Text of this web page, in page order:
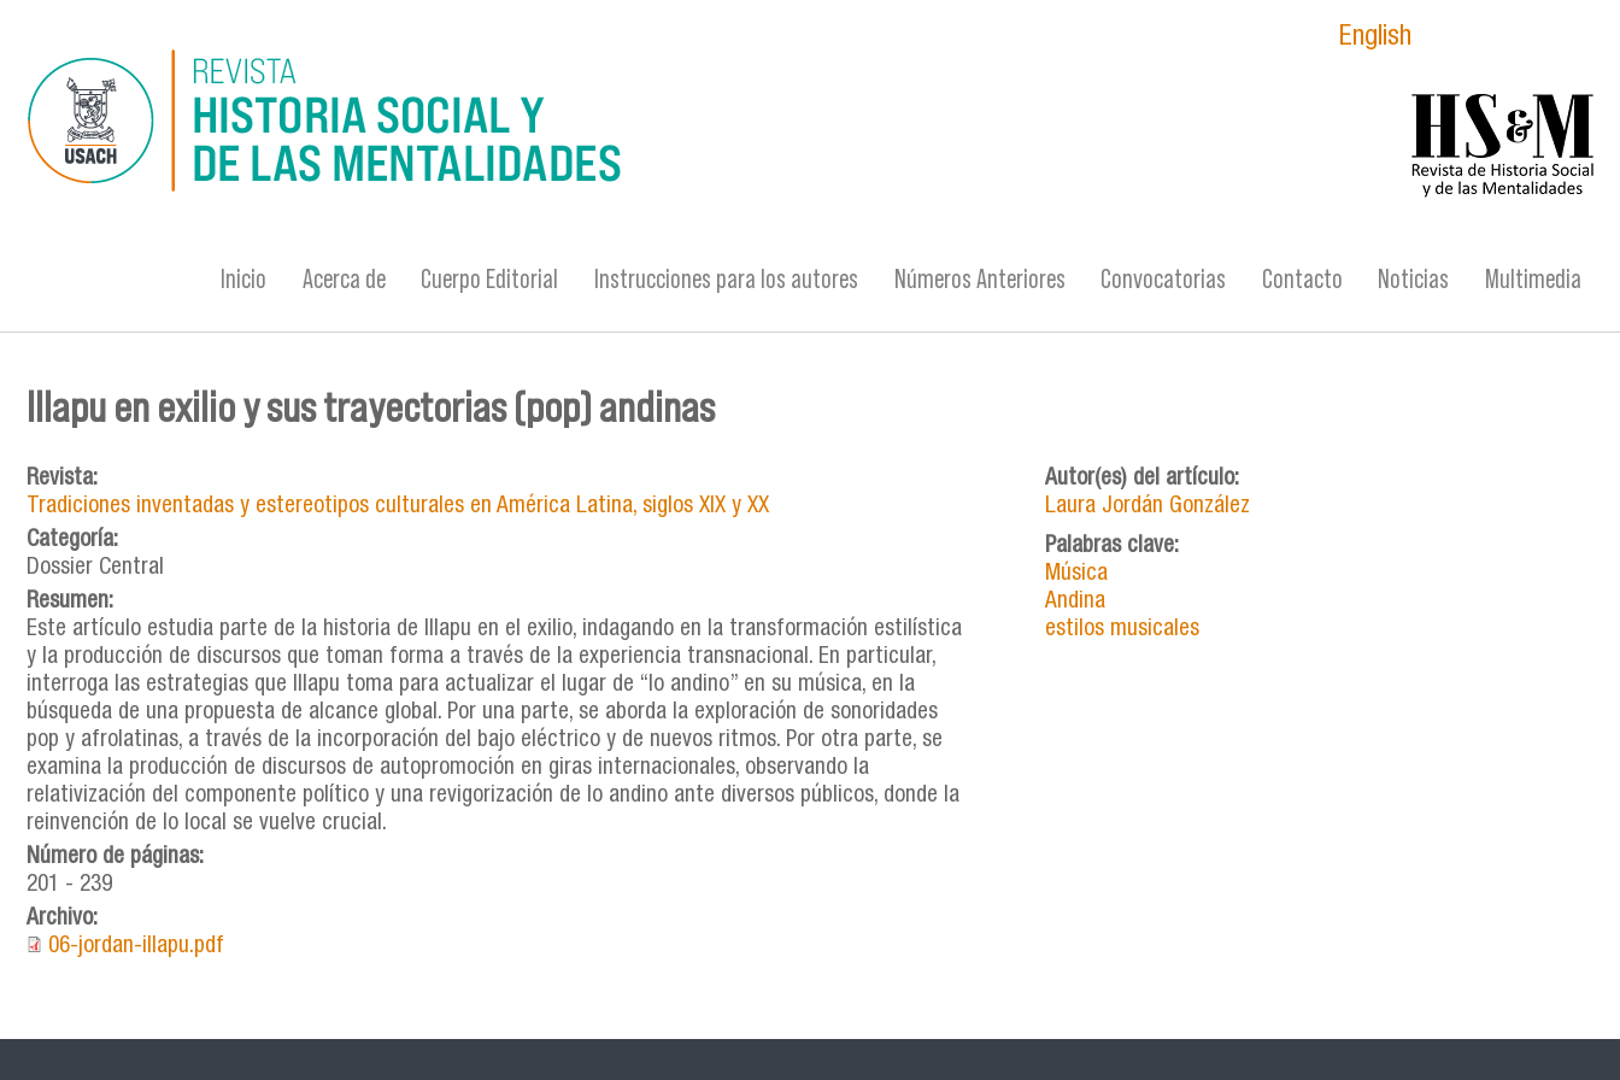
English
Inicio Acerca de Cuerpo Editorial Instrucciones para los autores Números Anteriores Convocatorias Contacto Noticias Multimedia
Se encuentra usted aquí
Illapu en exilio y sus trayectorias (pop) andinas
Revista:
Tradiciones inventadas y estereotipos culturales en América Latina, siglos XIX y XX
Categoría:
Dossier Central
Resumen:
Este artículo estudia parte de la historia de Illapu en el exilio, indagando en la transformación estilística
y la producción de discursos que toman forma a través de la experiencia transnacional. En particular,
interroga las estrategias que Illapu toma para actualizar el lugar de “lo andino” en su música, en la
búsqueda de una propuesta de alcance global. Por una parte, se aborda la exploración de sonoridades
pop y afrolatinas, a través de la incorporación del bajo eléctrico y de nuevos ritmos. Por otra parte, se
examina la producción de discursos de autopromoción en giras internacionales, observando la
relativización del componente político y una revigorización de lo andino ante diversos públicos, donde la
reinvención de lo local se vuelve crucial.
Número de páginas:
201 - 239
Archivo:
06-jordan-illapu.pdf
Autor(es) del artículo:
Laura Jordán González
Palabras clave:
Música
Andina
estilos musicales